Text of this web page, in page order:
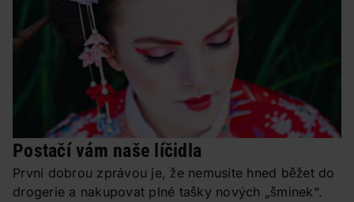
Postačí vám naše líčidla
První dobrou zprávou je, že nemusíte hned běžet do
drogerie a nakupovat plné tašky nových „šminek“.